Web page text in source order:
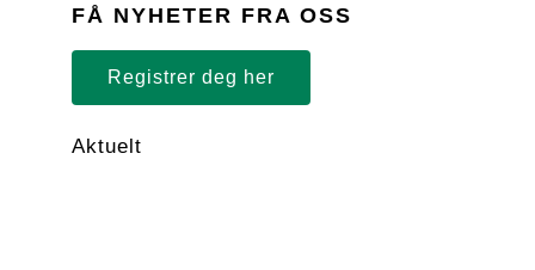
FÅ NYHETER FRA OSS
Registrer deg her
Aktuelt